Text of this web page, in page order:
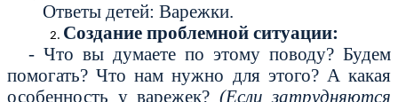
Ответы детей: Варежки.
Создание проблемной ситуации:
- Что вы думаете по этому поводу? Будем
помогать? Что нам нужно для этого? А какая
особенность у варежек? (Если затрудняются